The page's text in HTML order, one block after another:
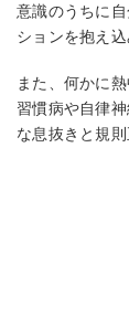
意識のうちに
ションを抱え
また、何かに
習慣病や自律
な息抜きと規